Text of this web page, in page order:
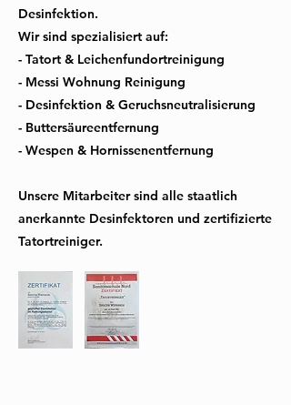
Desinfektion.
Wir sind spezialisiert auf:
- Tatort & Leichenfundortreinigung
- Messi Wohnung Reinigung
- Desinfektion & Geruchsneutralisierung
- Buttersäureentfernung
- Wespen & Hornissenentfernung
Unsere Mitarbeiter sind alle staatlich
anerkannte Desinfektoren und zertifizierte
Tatortreiniger.